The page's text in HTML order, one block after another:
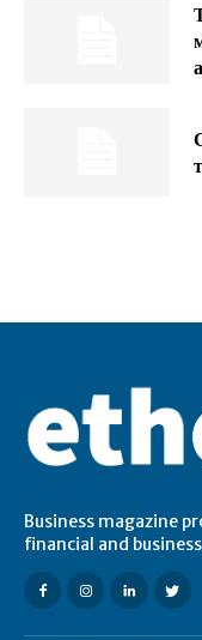
Business magazine
financial and